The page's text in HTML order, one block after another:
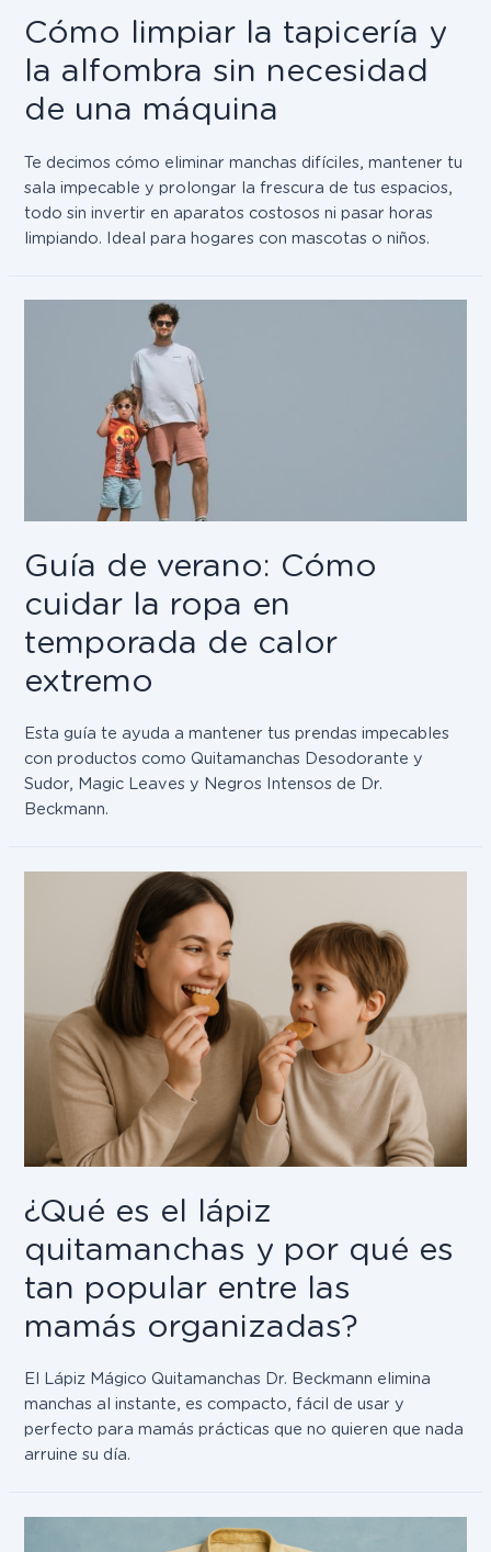
Cómo limpiar la tapicería y
la alfombra sin necesidad
de una máquina
Te decimos cómo eliminar manchas difíciles, mantener tu
sala impecable y prolongar la frescura de tus espacios,
todo sin invertir en aparatos costosos ni pasar horas
limpiando. Ideal para hogares con mascotas o niños.
Guía de verano: Cómo
cuidar la ropa en
temporada de calor
extremo
Esta guía te ayuda a mantener tus prendas impecables
con productos como Quitamanchas Desodorante y
Sudor, Magic Leaves y Negros Intensos de Dr.
Beckmann.
¿Qué es el lápiz
quitamanchas y por qué es
tan popular entre las
mamás organizadas?
El Lápiz Mágico Quitamanchas Dr. Beckmann elimina
manchas al instante, es compacto, fácil de usar y
perfecto para mamás prácticas que no quieren que nada
arruine su día.